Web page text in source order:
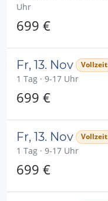
Uhr
699 €
Fr, 13. Nov Vollzeit
1 Tag · 9-17 Uhr
699 €
Fr, 13. Nov Vollzeit
1 Tag · 9-17 Uhr
699 €